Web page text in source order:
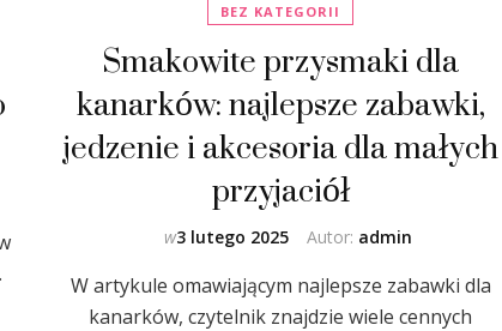
BEZ KATEGORII
Smakowite przysmaki dla
kanarków: najlepsze zabawki,
jedzenie i akcesoria dla małych
przyjaciół
Autor: admin
w3 lutego 2025
W artykule omawiającym najlepsze zabawki dla
kanarków, czytelnik znajdzie wiele cennych